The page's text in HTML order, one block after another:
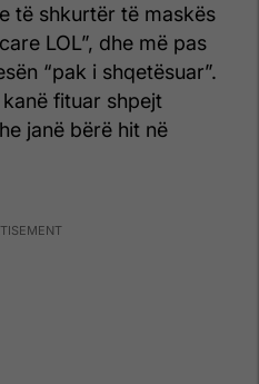
të shkurtër të maskës
LOL”, dhe më pas
“pak i shqetësuar”.
fituar shpejt
janë bërë hit në